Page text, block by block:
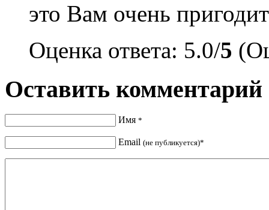
это Вам очень
Оценка ответа: 5.0/5
Оставить комментарий
Имя *
Email (не публикуется)*